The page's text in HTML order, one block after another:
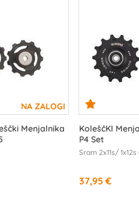
Menjalnika
KoleščKI
P4 Set
Sram 2x11s/
37,95 €